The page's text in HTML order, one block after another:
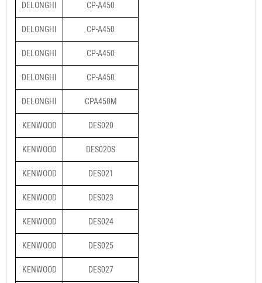
DELONGHI CP-A450
DELONGHI CP-A450
DELONGHI CP-A450
DELONGHI CP-A450
DELONGHI CPA450M
KENWOOD DES020
KENWOOD DES020S
KENWOOD DES021
KENWOOD DES023
KENWOOD DES024
KENWOOD DES025
KENWOOD DES027